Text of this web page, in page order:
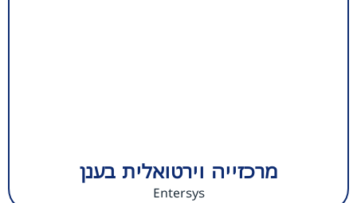
מרכזייה וירטואלית בענן
Entersys